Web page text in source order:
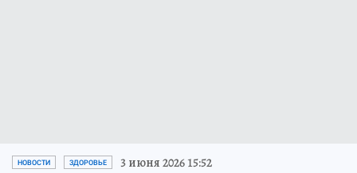
НОВОСТИ ЗДОРОВЬЕ 3 июня 2026 15:52